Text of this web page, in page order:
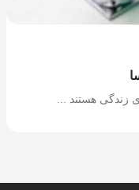
زندگی هستند ...